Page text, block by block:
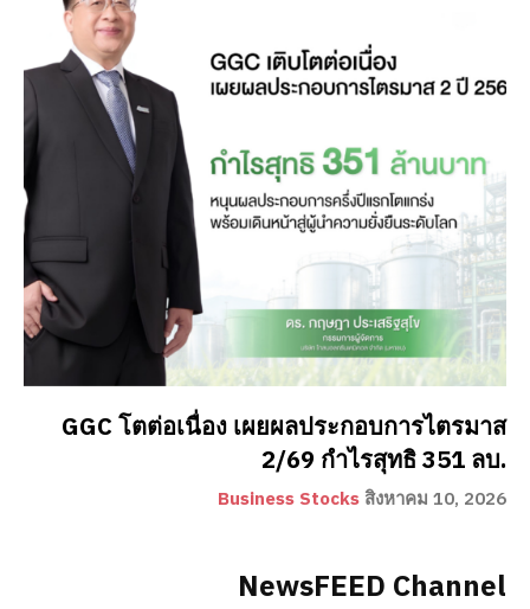
GGC โตต่อเนื่อง เผยผลประกอบการไตรมาส
2/69 กำไรสุทธิ 351 ลบ.
Business Stocks สิงหาคม 10, 2026
NewsFEED Channel